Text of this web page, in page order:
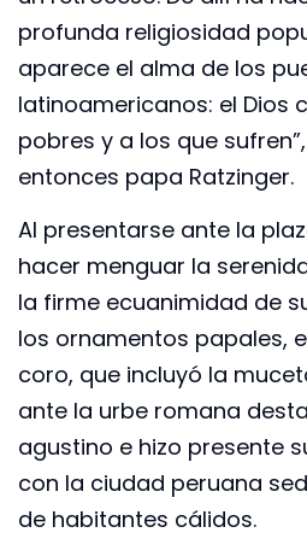
profunda religiosidad
aparece el alma de los
latinoamericanos: el Dios
pobres y a los que
entonces papa Ratzinger.
Al presentarse ante la
hacer menguar la
la firme ecuanimidad de
los ornamentos papales,
coro, que incluyó la
ante la urbe romana
agustino e hizo presente
con la ciudad peruana
de habitantes cálidos.